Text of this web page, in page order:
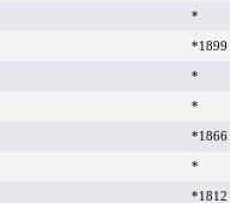
*
*1899
*
*
*1866
*
*1812